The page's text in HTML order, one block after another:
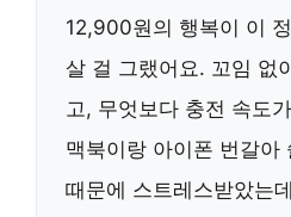
12,900원의 행복이 이
살 걸 그랬어요. 꼬임 없
고, 무엇보다 충전 속도
맥북이랑 아이폰 번갈아
때문에 스트레스받았는